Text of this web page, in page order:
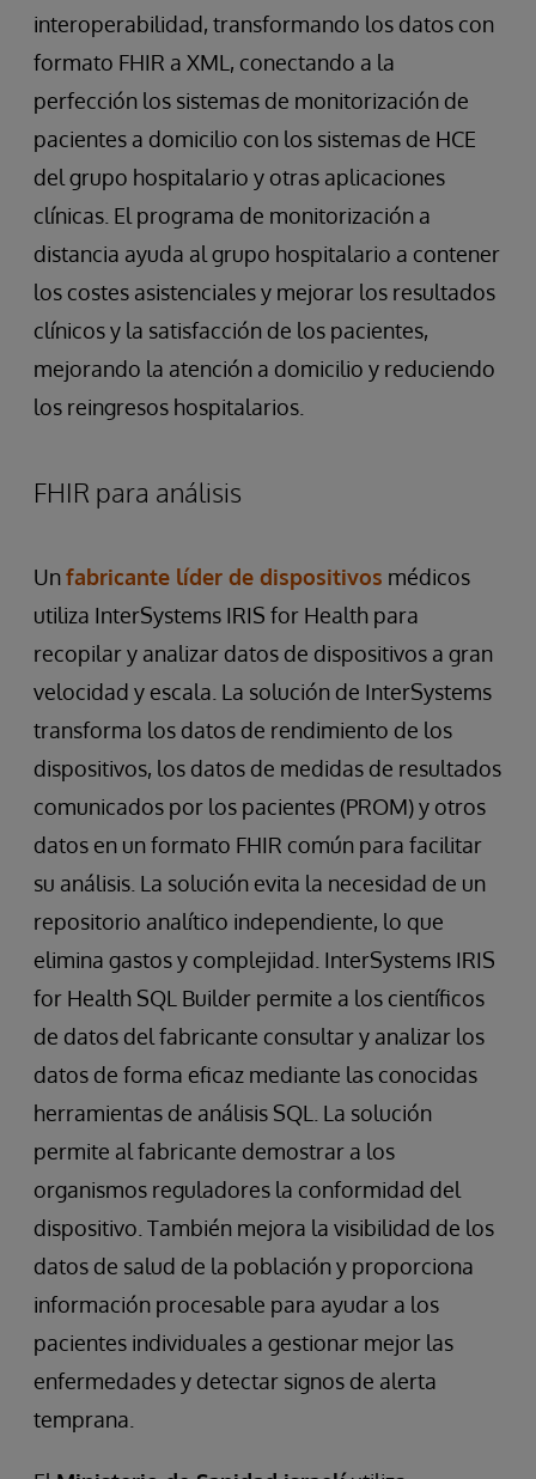
interoperabilidad, transformando los datos con
formato FHIR a XML, conectando a la
perfección los sistemas de monitorización de
pacientes a domicilio con los sistemas de HCE
del grupo hospitalario y otras aplicaciones
clínicas. El programa de monitorización a
distancia ayuda al grupo hospitalario a contener
los costes asistenciales y mejorar los resultados
clínicos y la satisfacción de los pacientes,
mejorando la atención a domicilio y reduciendo
los reingresos hospitalarios.
FHIR para análisis
Unfabricante líder de dispositivos médicos
utiliza InterSystems IRIS for Health para
recopilar y analizar datos de dispositivos a gran
velocidad y escala. La solución de InterSystems
transforma los datos de rendimiento de los
dispositivos, los datos de medidas de resultados
comunicados por los pacientes (PROM) y otros
datos en un formato FHIR común para facilitar
su análisis. La solución evita la necesidad de un
repositorio analítico independiente, lo que
elimina gastos y complejidad. InterSystems IRIS
for Health SQL Builder permite a los científicos
de datos del fabricante consultar y analizar los
datos de forma eficaz mediante las conocidas
herramientas de análisis SQL. La solución
permite al fabricante demostrar a los
organismos reguladores la conformidad del
dispositivo. También mejora la visibilidad de los
datos de salud de la población y proporciona
información procesable para ayudar a los
pacientes individuales a gestionar mejor las
enfermedades y detectar signos de alerta
temprana.